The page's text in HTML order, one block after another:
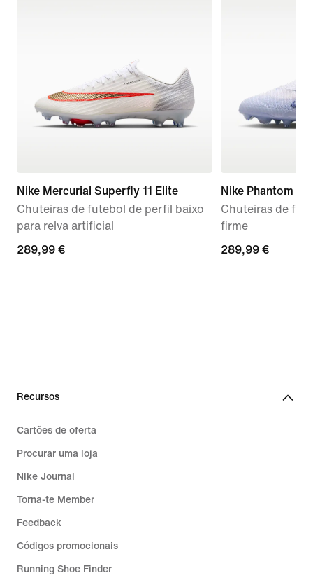
Nike Mercurial Superfly 11 Elite
Chuteiras de futebol de perfil baixo
para relva artificial
289,99
289,99 €
Nike Phantom 6
Chuteiras de
firme
289,99
289,99 €
Recursos
Cartões de oferta
Procurar uma loja
Nike Journal
Torna-te Member
Feedback
Códigos promocionais
Running Shoe Finder